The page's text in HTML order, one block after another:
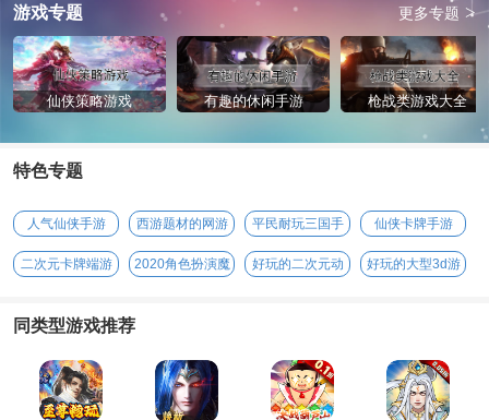
游戏专题 更多专题 >
仙侠策略游戏 有趣的休闲手游 枪战类游戏大全
特色专题
人气仙侠手游 西游题材的网游
平民耐玩三国手
仙侠卡牌手游
二次元卡牌端游
2020角色扮演魔
好玩的二次元动
好玩的大型3d游
同类型游戏推荐